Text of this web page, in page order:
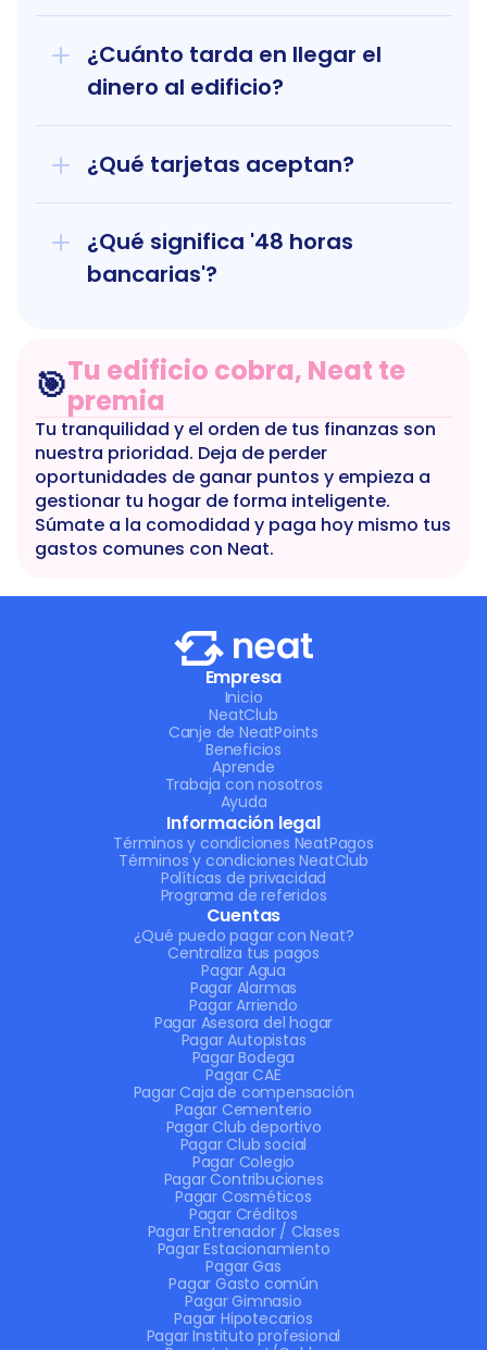
¿Cuánto tarda en llegar el
dinero al edificio?
¿Qué tarjetas aceptan?
¿Qué significa '48 horas
bancarias'?
🎯Tu edificio cobra, Neat te
premia
Tu tranquilidad y el orden de tus finanzas son
nuestra prioridad. Deja de perder
oportunidades de ganar puntos y empieza a
gestionar tu hogar de forma inteligente.
Súmate a la comodidad y paga hoy mismo tus
gastos comunes con Neat.
Empresa
Inicio
NeatClub
Canje de NeatPoints
Beneficios
Aprende
Trabaja con nosotros
Ayuda
Información legal
Términos y condiciones NeatPagos
Términos y condiciones NeatClub
Políticas de privacidad
Programa de referidos
Cuentas
¿Qué puedo pagar con Neat?
Centraliza tus pagos
Pagar Agua
Pagar Alarmas
Pagar Arriendo
Pagar Asesora del hogar
Pagar Autopistas
Pagar Bodega
Pagar CAE
Pagar Caja de compensación
Pagar Cementerio
Pagar Club deportivo
Pagar Club social
Pagar Colegio
Pagar Contribuciones
Pagar Cosméticos
Pagar Créditos
Pagar Entrenador / Clases
Pagar Estacionamiento
Pagar Gas
Pagar Gasto común
Pagar Gimnasio
Pagar Hipotecarios
Pagar Instituto profesional